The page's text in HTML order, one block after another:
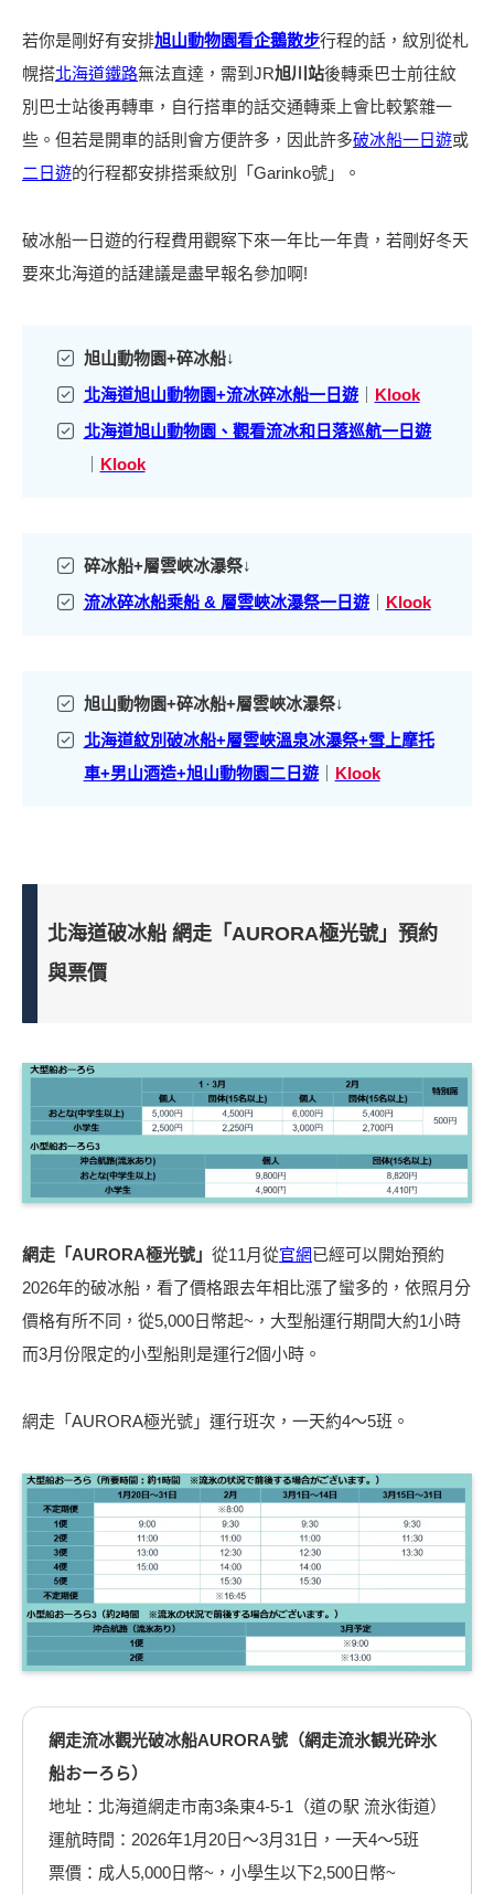
若你是剛好有安排旭山動物園看企鵝散步行程的話，紋別從札
幌搭北海道鐵路無法直達，需到JR旭川站後轉乘巴士前往紋
別巴士站後再轉車，自行搭車的話交通轉乘上會比較繁雜一
些。但若是開車的話則會方便許多，因此許多破冰船一日遊或
二日遊的行程都安排搭乘紋別「Garinko號」。
破冰船一日遊的行程費用觀察下來一年比一年貴，若剛好冬天
要來北海道的話建議是盡早報名參加啊!
旭山動物園+碎冰船↓
北海道旭山動物園+流冰碎冰船一日遊｜ Klook
北海道旭山動物園、觀看流冰和日落巡航一日遊
Klook
碎冰船+層雲峽冰瀑祭↓
流冰碎冰船乘船 & 層雲峽冰瀑祭一日遊｜ Klook
旭山動物園+碎冰船+層雲峽冰瀑祭↓
北海道紋別破冰船+層雲峽溫泉冰瀑祭+雪上摩托
車+男山酒造+旭山動物園二日遊｜ Klook
北海道破冰船 網走「AURORA極光號」 預約
與票價
網走「AURORA極光號」 從11月從官網已經可以開始預約
2026年的破冰船，看了價格跟去年相比漲了蠻多的，依照月分
價格有所不同，從5,000日幣起~，大型船運行期間大約1小時
而3月份限定的小型船則是運行2個小時。
網走「AURORA極光號」運行班次，一天約4～5班。
網走流冰觀光破冰船AURORA號（網走流氷観光砕氷
船おーろら）
地址：北海道網走市南3条東4-5-1（道の駅 流氷街道）
運航時間：2026年1月20日～3月31日，一天4～5班
票價：成人5,000日幣~，小學生以下2,500日幣~